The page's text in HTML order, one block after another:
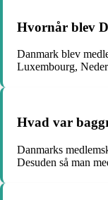
Hvornår blev
Danmark blev
Luxembourg,
Hvad var
Danmarks
Desuden så man